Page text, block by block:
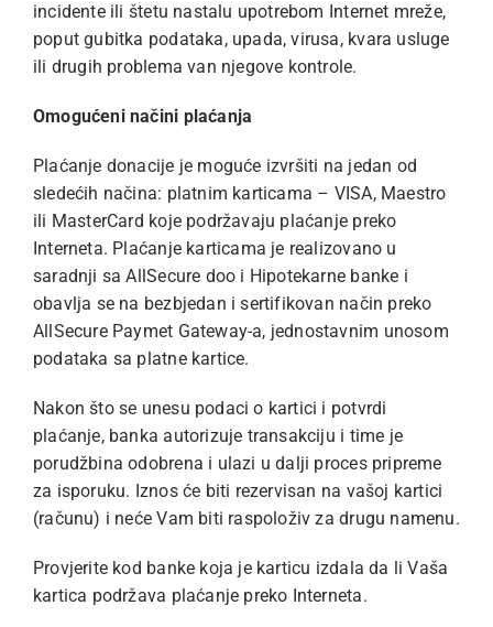
incidente ili štetu nastalu upotrebom Internet mreže,
poput gubitka podataka, upada, virusa, kvara usluge
ili drugih problema van njegove kontrole.
Omogućeni načini plaćanja
Plaćanje donacije je moguće izvršiti na jedan od
sledećih načina: platnim karticama – VISA, Maestro
ili MasterCard koje podržavaju plaćanje preko
Interneta. Plaćanje karticama je realizovano u
saradnji sa AllSecure doo i Hipotekarne banke i
obavlja se na bezbjedan i sertifikovan način preko
AllSecure Paymet Gateway-a, jednostavnim unosom
podataka sa platne kartice.
Nakon što se unesu podaci o kartici i potvrdi
plaćanje, banka autorizuje transakciju i time je
porudžbina odobrena i ulazi u dalji proces pripreme
za isporuku. Iznos će biti rezervisan na vašoj kartici
(računu) i neće Vam biti raspoloživ za drugu namenu.
Provjerite kod banke koja je karticu izdala da li Vaša
kartica podržava plaćanje preko Interneta.